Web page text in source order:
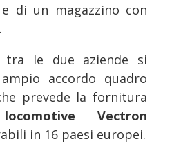
di un magazzino con
tra le due aziende si
accordo quadro
prevede la fornitura
Vectron
in 16 paesi europei.